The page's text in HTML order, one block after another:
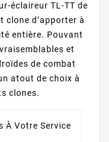
éclaireur TL-TT de
clone d’apporter à
entière. Pouvant
et
de combat
atout de choix à
clones.
À Votre Service